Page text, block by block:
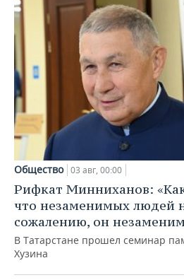
Общество 03 авг, 00:00
Рифкат Минниханов:
что незаменимых людей
сожалению, он
В Татарстане прошел семинар
Хузина